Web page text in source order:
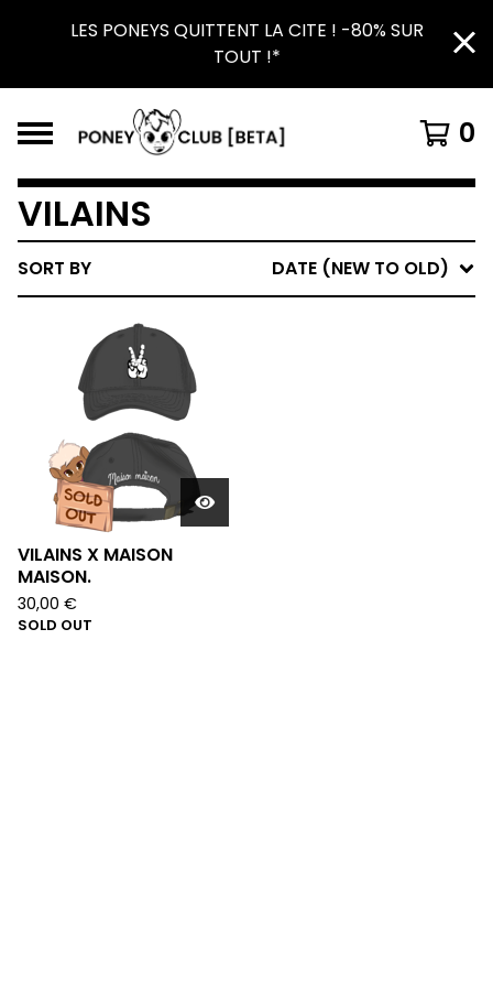
LES PONEYS QUITTENT LA CITE ! -80% SUR
TOUT !*
0
VILAINS
SORT BY DATE (NEW TO OLD)
VILAINS X MAISON
MAISON.
30,00 €
SOLD OUT